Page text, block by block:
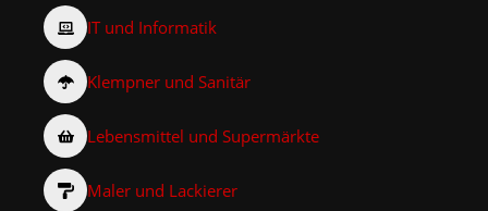
IT und Informatik
Klempner und Sanitär
Lebensmittel und Supermärkte
Maler und Lackierer